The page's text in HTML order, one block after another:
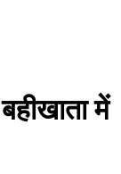
में